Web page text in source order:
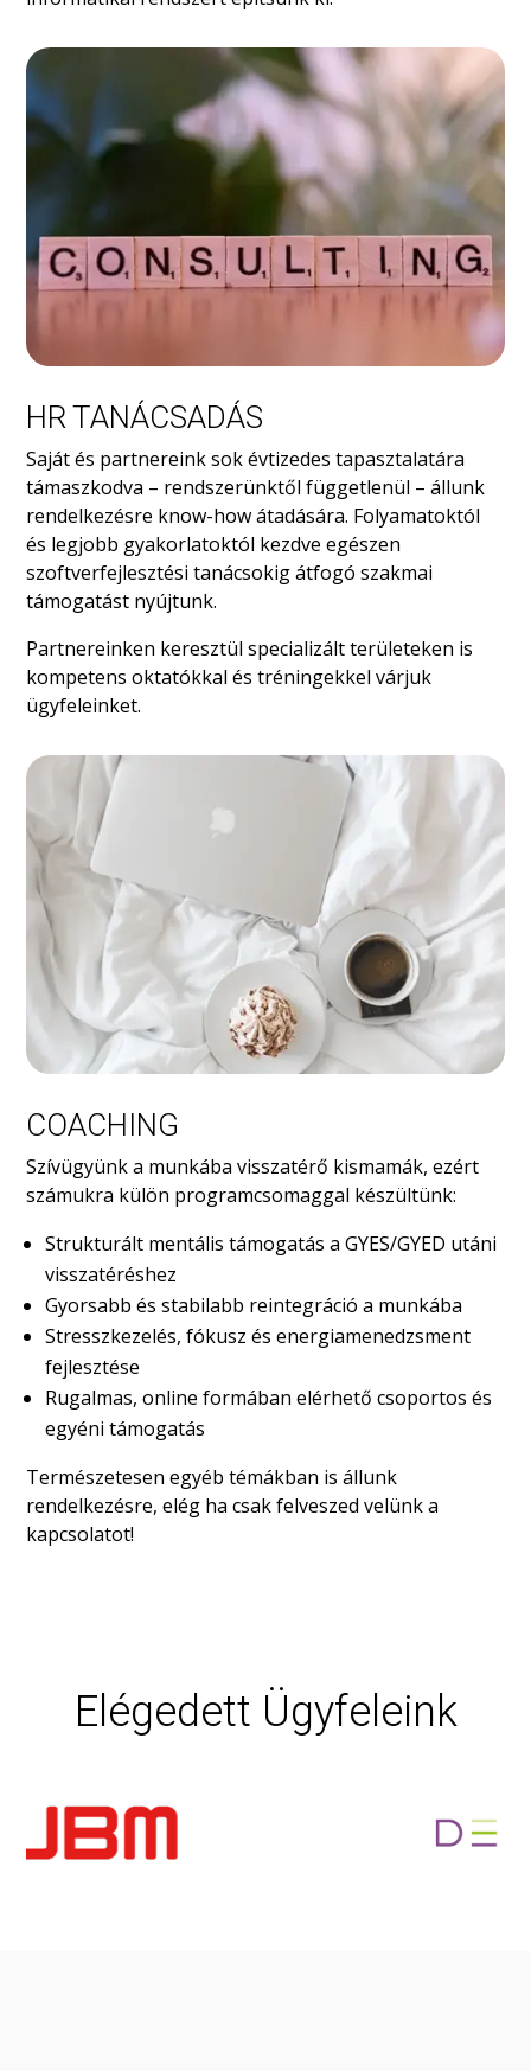
HR TANÁCSADÁS
Saját és partnereink sok évtizedes tapasztalatára
támaszkodva – rendszerünktől függetlenül – állunk
rendelkezésre know-how átadására. Folyamatoktól
és legjobb gyakorlatoktól kezdve egészen
szoftverfejlesztési tanácsokig átfogó szakmai
támogatást nyújtunk.
Partnereinken keresztül specializált területeken is
kompetens oktatókkal és tréningekkel várjuk
ügyfeleinket.
COACHING
Szívügyünk a munkába visszatérő kismamák, ezért
számukra külön programcsomaggal készültünk:
Strukturált mentális támogatás a GYES/GYED utáni
visszatéréshez
Gyorsabb és stabilabb reintegráció a munkába
Stresszkezelés, fókusz és energiamenedzsment
fejlesztése
Rugalmas, online formában elérhető csoportos és
egyéni támogatás
Természetesen egyéb témákban is állunk
rendelkezésre, elég ha csak felveszed velünk a
kapcsolatot!
Elégedett Ügyfeleink